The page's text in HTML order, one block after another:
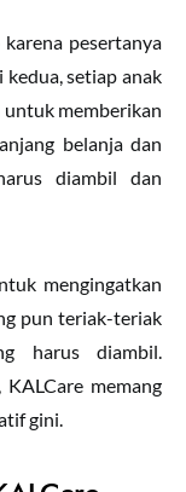
pesertanya
kedua, setiap anak
memberikan
belanja dan
diambil dan
mengingatkan
pun teriak-teriak
harus diambil.
memang
gini.